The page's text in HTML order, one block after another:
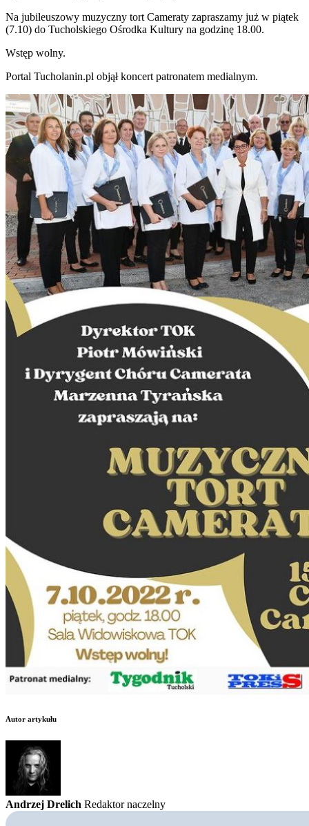
Na jubileuszowy muzyczny tort Cameraty zapraszamy już w piątek
(7.10) do Tucholskiego Ośrodka Kultury na godzinę 18.00.
Wstęp wolny.
Portal Tucholanin.pl objął koncert patronatem medialnym.
Autor artykułu
Andrzej Drelich Redaktor naczelny